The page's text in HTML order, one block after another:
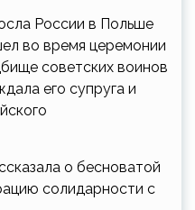
России в Польше
во время церемонии
советских воинов
его супруга и
о бесноватой
солидарности с